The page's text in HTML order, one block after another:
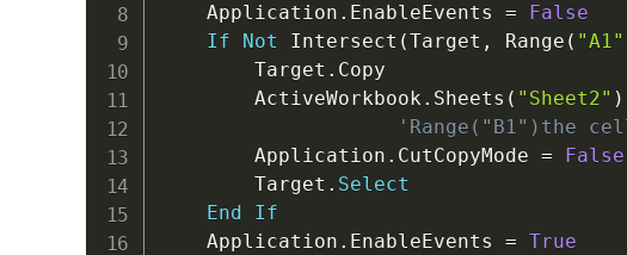
    Application
. EnableEvents =
False
If
Not Intersect (Target , Range ( "A1"
        Target
. Copy
        ActiveWorkbook
. Sheets ( "Sheet2" )
'Range("B1")the
        Application
. CutCopyMode =
False
        Target
. Select
End
If
    Application
. EnableEvents = True